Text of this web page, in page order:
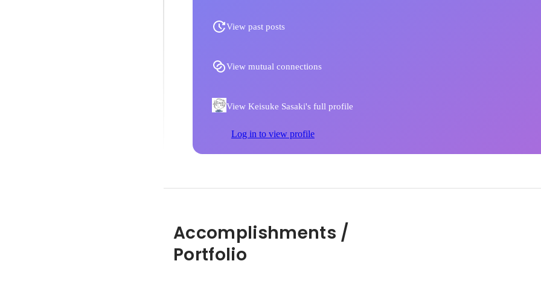
View past posts
View mutual connections
View Keisuke Sasaki's full profile
Log in to view profile
Accomplishments /
Portfolio